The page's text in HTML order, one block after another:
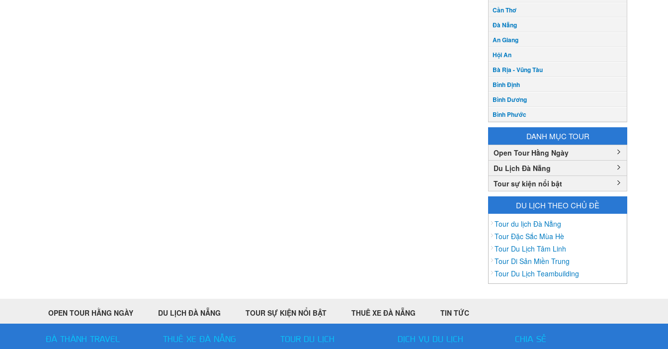
Cần Thơ
Đà Nẵng
An Giang
Hội An
Bà Rịa - Vũng Tàu
Bình Định
Bình Dương
Bình Phước
Bình Thuận
Bắc Cạn
Bắc Giang
Bắc Ninh
Bạc Liêu
Cao Bằng
Daknông
Đồng Nai
Đồng Tháp
Gia Lai
Hà Giang
DANH MỤC TOUR
Open Tour Hằng Ngày
Du Lịch Đà Nẵng
Tour sự kiện nổi bật
DU LỊCH THEO CHỦ ĐỀ
Tour du lịch Đà Nẵng
Tour Đặc Sắc Mùa Hè
Tour Du Lịch Tâm Linh
Tour Di Sản Miền Trung
Tour Du Lịch Teambuilding
OPEN TOUR HẰNG NGÀY DU LỊCH ĐÀ NẴNG TOUR SỰ KIỆN NỔI BẬT THUÊ XE ĐÀ NẴNG TIN TỨC
ĐÀ THÀNH TRAVEL THUÊ XE ĐÀ NẴNG TOUR DU LỊCH DỊCH VỤ DU LỊCH CHIA SẺ